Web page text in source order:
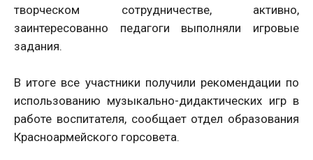
творческом сотрудничестве, активно,
заинтересованно педагоги выполняли игровые
задания.
В итоге все участники получили рекомендации по
использованию музыкально-дидактических игр в
работе воспитателя, сообщает отдел образования
Красноармейского горсовета.